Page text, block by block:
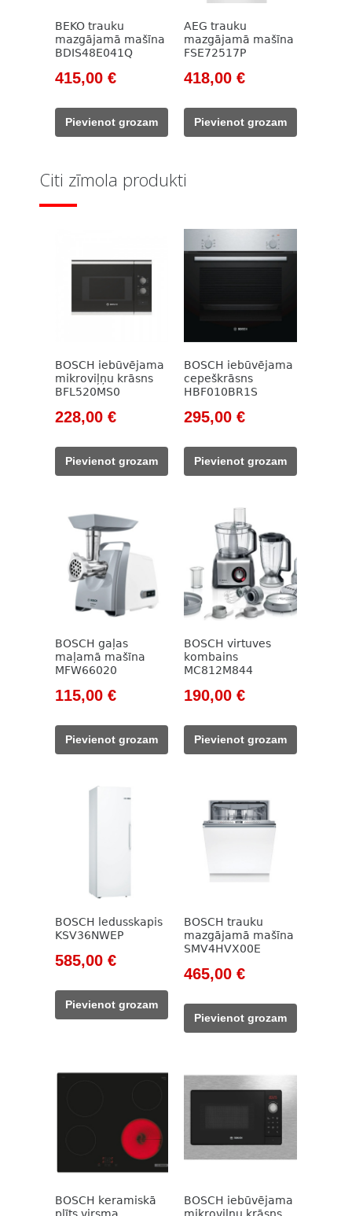
BEKO trauku
mazgājamā mašīna
BDIS48E041Q
Original
was:
609,00 €.
415,00 €Current
415,00 €.
Pievienot grozam
AEG trauku
mazgājamā mašīna
FSE72517P
Original
was:
645,00 €.
418,00 €Current
418,00 €.
Pievienot grozam
Citi zīmola produkti
BOSCH iebūvējama
mikroviļņu krāsns
BFL520MS0
Original
was:
320,00 €.
228,00 €Current
228,00 €.
Pievienot grozam
BOSCH iebūvējama
cepeškrāsns
HBF010BR1S
Original
was:
421,00 €.
295,00 €Current
295,00 €.
Pievienot grozam
BOSCH gaļas
maļamā mašīna
MFW66020
Original
was:
157,00 €.
115,00 €Current
115,00 €.
Pievienot grozam
BOSCH virtuves
kombains
MC812M844
Original
was:
257,00 €.
190,00 €Current
190,00 €.
Pievienot grozam
BOSCH ledusskapis
KSV36NWEP
Original
was:
785,00 €.
585,00 €Current
585,00 €.
Pievienot grozam
BOSCH trauku
mazgājamā mašīna
SMV4HVX00E
Original
was:
609,00 €.
465,00 €Current
465,00 €.
Pievienot grozam
BOSCH keramiskā
plīts virsma
BOSCH iebūvējama
mikroviļņu krāsns